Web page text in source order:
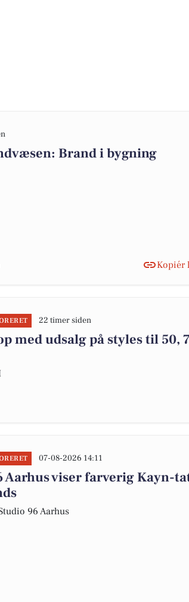
Brand i bygning
Kopiér
22 timer siden
med udsalg på styles til 50,
07-08-2026 14:11
Aarhus viser farverig Kayn-
96 Aarhus